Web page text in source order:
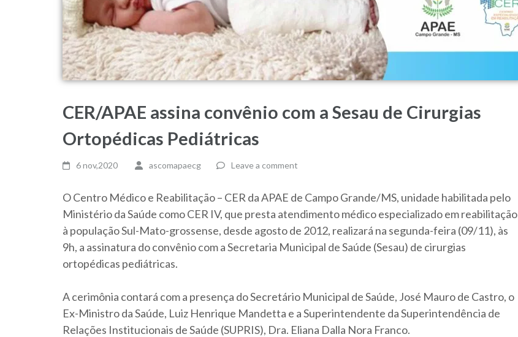
CER/APAE assina convênio com a Sesau de Cirurgias
Ortopédicas Pediátricas
6 nov,2020 ascomapaecg Leave a comment
O Centro Médico e Reabilitação – CER da APAE de Campo Grande/MS, unidade habilitada pelo
Ministério da Saúde como CER IV, que presta atendimento médico especializado em reabilitação
à população Sul-Mato-grossense, desde agosto de 2012, realizará na segunda-feira (09/11), às
9h, a assinatura do convênio com a Secretaria Municipal de Saúde (Sesau) de cirurgias
ortopédicas pediátricas.
A cerimônia contará com a presença do Secretário Municipal de Saúde, José Mauro de Castro, o
Ex-Ministro da Saúde, Luiz Henrique Mandetta e a Superintendente da Superintendência de
Relações Institucionais de Saúde (SUPRIS), Dra. Eliana Dalla Nora Franco.